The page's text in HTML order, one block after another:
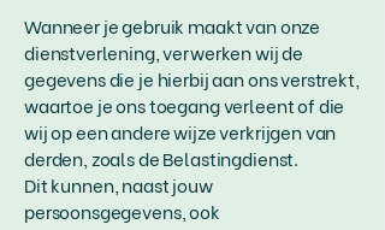
Wanneer je gebruik maakt van onze
dienstverlening, verwerken wij de
gegevens die je hierbij aan ons verstrekt,
waartoe je ons toegang verleent of die
wij op een andere wijze verkrijgen van
derden, zoals de Belastingdienst.
Dit kunnen, naast jouw
persoonsgegevens, ook